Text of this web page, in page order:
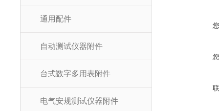
通用配件
自动测试仪器附件
台式数字多用表附件
电气安规测试仪器附件